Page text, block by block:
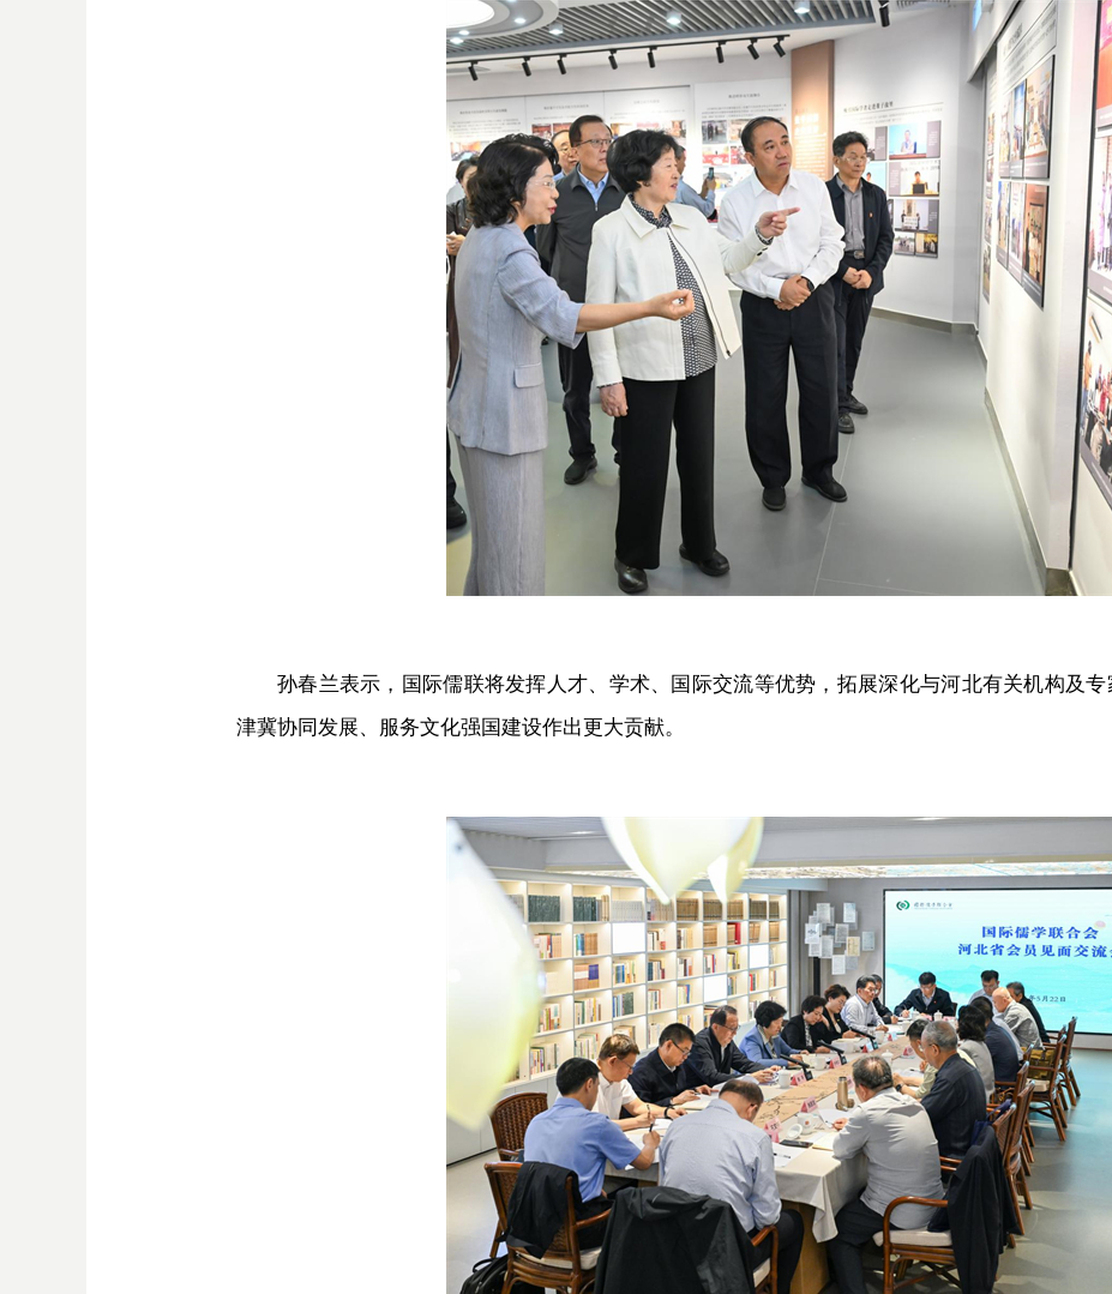
孙春兰表示，国际儒联将发挥人才、学术、国际交流等优势，拓展深化与河北有关机构及
津冀协同发展、服务文化强国建设作出更大贡献。